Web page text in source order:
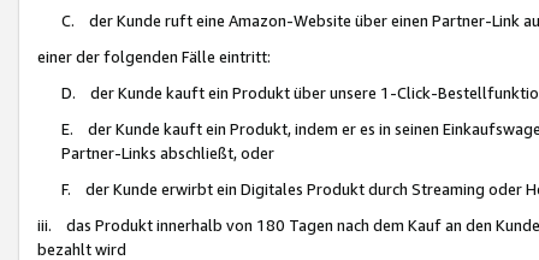
C. der Kunde ruft eine Amazon-Website über einen Partner-Link
einer der folgenden Fälle eintritt:
D. der Kunde kauft ein Produkt über unsere 1-Click-
E. der Kunde kauft ein Produkt, indem er es in seinen
Partner-Links abschließt, oder
F. der Kunde erwirbt ein Digitales Produkt durch Streaming oder
iii. das Produkt innerhalb von 180 Tagen nach dem Kauf an den
bezahlt wird